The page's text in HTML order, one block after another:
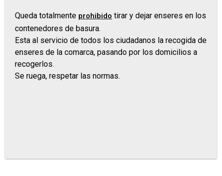
Queda totalmente prohibido tirar y dejar enseres en los
contenedores de basura.
Esta al servicio de todos los ciudadanos la recogida de
enseres de la comarca, pasando por los domicilios a
recogerlos.
Se ruega, respetar las normas.